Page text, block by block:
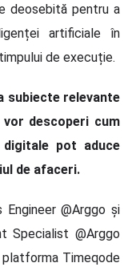
deosebită pentru a
artificiale în
de execuție.
subiecte relevante
descoperi cum
pot aduce
de afaceri.
@Arggo și
Specialist @Arggo
Timeqode